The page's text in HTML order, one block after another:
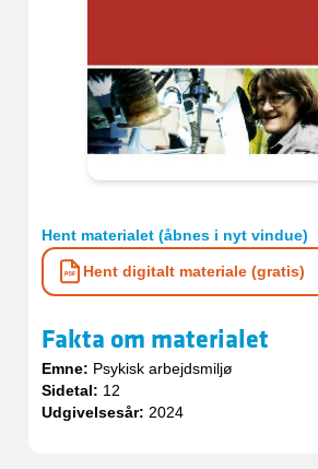
Hent materialet (åbnes i nyt vindue)
Hent digitalt materiale (gratis)
Fakta om materialet
Emne: Psykisk arbejdsmiljø
Sidetal: 12
Udgivelsesår: 2024